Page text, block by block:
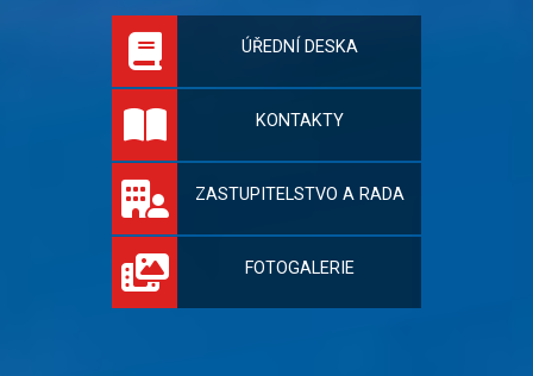
Oficiální stránky
ÚŘEDNÍ DESKA
KONTAKTY
ZASTUPITELSTVO A RADA
FOTOGALERIE